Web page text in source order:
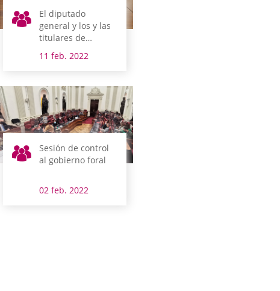
El diputado
general y los y las
titulares de
y Presupuestos;
Cultura y Deporte
comparecen la
próxima semana
en comisión
11 feb. 2022
Sesión de control
al gobierno foral
02 feb. 2022